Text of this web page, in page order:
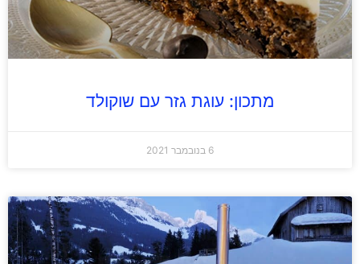
מתכון: עוגת גזר עם שוקולד
6 בנובמבר 2021